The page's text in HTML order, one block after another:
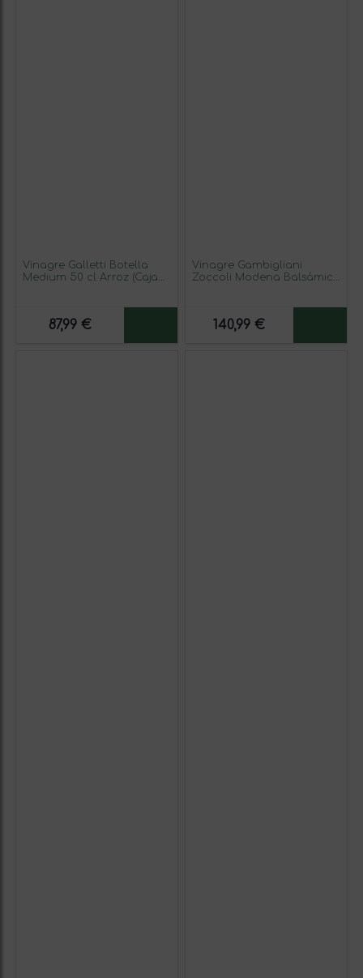
Vinagre Galletti Botella
Medium 50 cl Arroz (Caja
87,99 €
Vinagre Gambigliani
Zoccoli Modena Balsámico
140,99 €